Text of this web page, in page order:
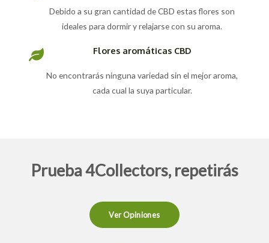
Debido a su gran cantidad de CBD estas flores son
ideales para dormir y relajarse con su aroma.
Flores aromáticas CBD
No encontrarás ninguna variedad sin el mejor aroma,
cada cual la suya particular.
Prueba 4Collectors, repetirás
Ver Opiniones